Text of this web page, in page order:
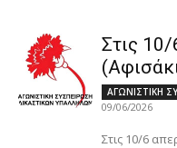
Στις
ΑΓΩΝΙΣΤΙΚΗ
09/06/2026
Στις 10/6